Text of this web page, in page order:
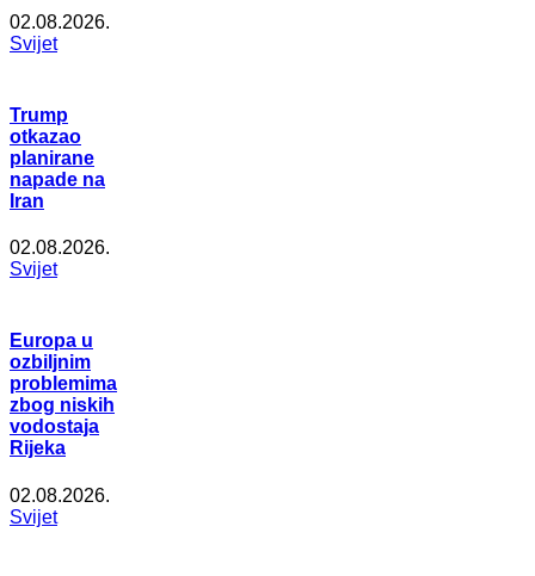
02.08.2026.
Svijet
Trump
otkazao
planirane
napade na
Iran
02.08.2026.
Svijet
Europa u
ozbiljnim
problemima
zbog niskih
vodostaja
Rijeka
02.08.2026.
Svijet